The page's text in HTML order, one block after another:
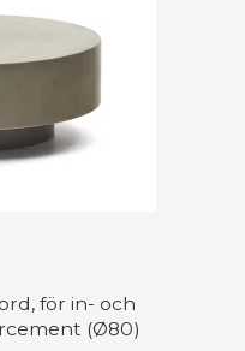
för in- och
(Ø80)